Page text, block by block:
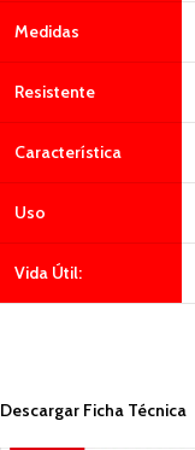
Medidas
Resistente
Característica
Uso
Vida Útil:
Descargar Ficha Técnica